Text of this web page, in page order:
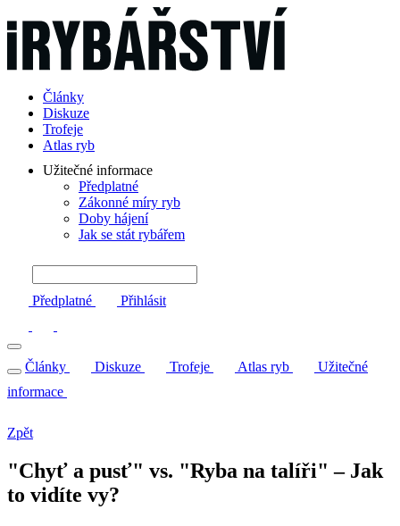
Články
Diskuze
Trofeje
Atlas ryb
Užitečné informace
Předplatné
Zákonné míry ryb
Doby hájení
Jak se stát rybářem
Předplatné Přihlásit
Články Diskuze Trofeje Atlas ryb
Užitečné
informace
Zpět
"Chyť a pusť" vs. "Ryba na talíři" – Jak
to vidíte vy?